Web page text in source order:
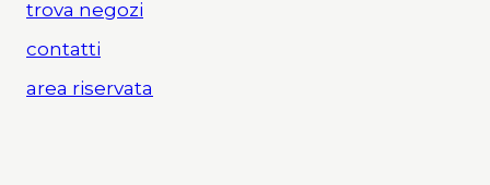
trova negozi
contatti
area riservata